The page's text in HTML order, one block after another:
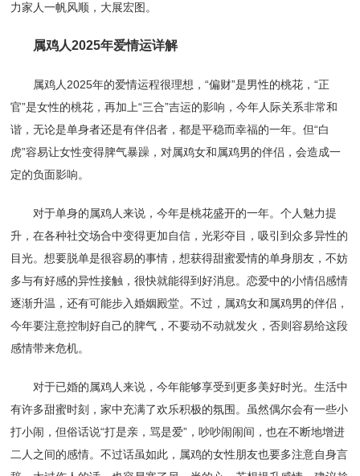
力家人一帆风顺，大展宏图。
属鸡人2025年爱情运详解
属鸡人2025年的爱情运程很理想，“偏财”是男性的桃花，“正
官”是女性的桃花，再加上“三合”吉运的影响，今年人际关系非常和
谐，无论是单身者还是有伴侣者，都是平稳而幸福的一年。但“白
虎”容易让女性变得脾气暴躁，对属鸡女和属鸡男的伴侣，会造成一
定的负面影响。
对于单身的属鸡人来说，今年是桃花盛开的一年。个人魅力提
升，在各种社交场合中变得更加自信，光彩夺目，吸引到众多异性的
目光。想要脱单是很容易的事情，想获得甜蜜爱情的单身朋友，不妨
多与有好感的异性接触，很快就能得到好消息。恋爱中的小情侣感情
逐渐升温，还有可能步入婚姻殿堂。不过，属鸡女和属鸡男的伴侣，
今年要注意控制好自己的脾气，不要动不动就发火，否则容易给这段
感情带来危机。
对于已婚的属鸡人来说，今年能够享受到更多美好时光。生活中
有许多甜蜜时刻，家中充满了欢乐积极的氛围。虽然偶尔会有一些小
打小闹，但俗话说“打是亲，骂是爱”，吵吵闹闹间，也在不断地增进
二人之间的感情。不过话虽如此，属鸡的女性朋友也要多注意自身言